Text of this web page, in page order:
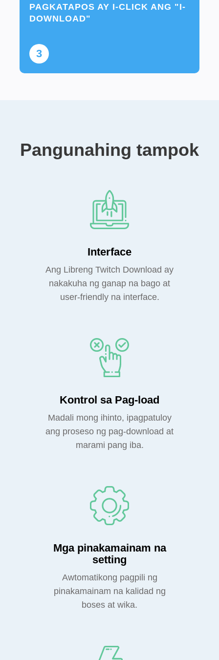
3
PAGKATAPOS AY I-CLICK ANG "I-
DOWNLOAD"
Pangunahing tampok
Interface
Ang Libreng Twitch Download ay
nakakuha ng ganap na bago at
user-friendly na interface.
Kontrol sa Pag-load
Madali mong ihinto, ipagpatuloy
ang proseso ng pag-download at
marami pang iba.
Mga pinakamainam na
setting
Awtomatikong pagpili ng
pinakamainam na kalidad ng
boses at wika.